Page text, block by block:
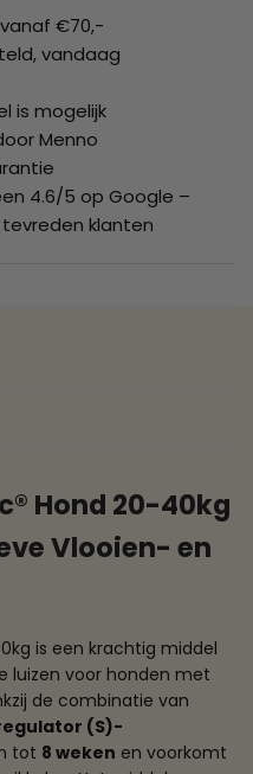
€70,-
vandaag
is mogelijk
Menno
4.6/5 op Google –
klanten
Hond 20-40kg
Vlooien- en
is een krachtig middel
luizen voor honden met
de combinatie van
(S)-
tot 8 weken en voorkomt